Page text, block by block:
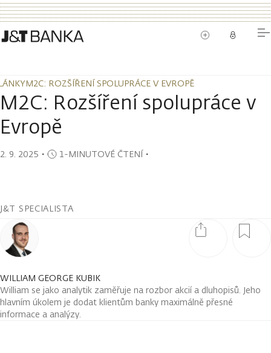
M2C: ROZŠÍŘENÍ SPOLUPRÁCE V EVROPĚ
M2C: ROZŠÍŘENÍ SPOLUPRÁCE V EVROPĚ
M2C: Rozšíření spolupráce v
Evropě
2. 9. 2025 ・ 1-MINUTOVÉ ČTENÍ・
J&T SPECIALISTA
WILLIAM GEORGE KUBIK
William se jako analytik zaměřuje na rozbor akcií a dluhopisů. Jeho
hlavním úkolem je dodat klientům banky maximálně přesné
informace a analýzy.